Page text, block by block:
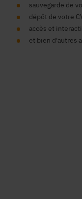
sauvegarde de
dépôt de votre
accès et
et bien d'autres